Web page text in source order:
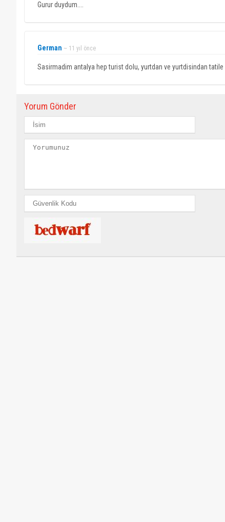
Gurur duydum....
German ~ 11 yıl önce
Sasirmadim antalya hep turist dolu, yurtdan ve yurtdisindan tatile
Yorum Gönder